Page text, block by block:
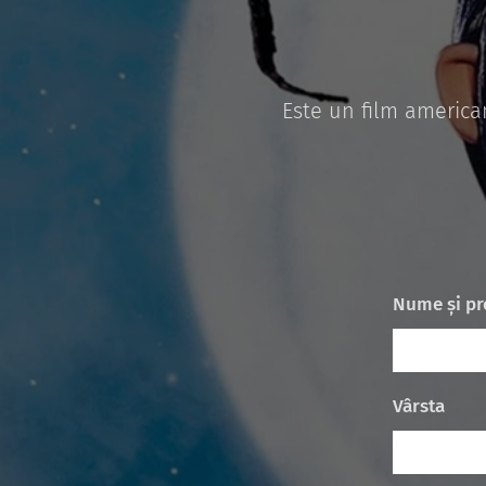
Este un film
Nume și
Vârsta